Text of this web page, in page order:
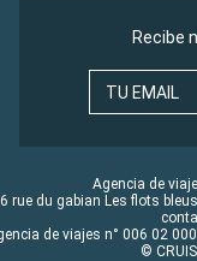
Recibe
TU EMAIL
Agencia de
rue du gabian Les flots
de viajes n° 006 02
©